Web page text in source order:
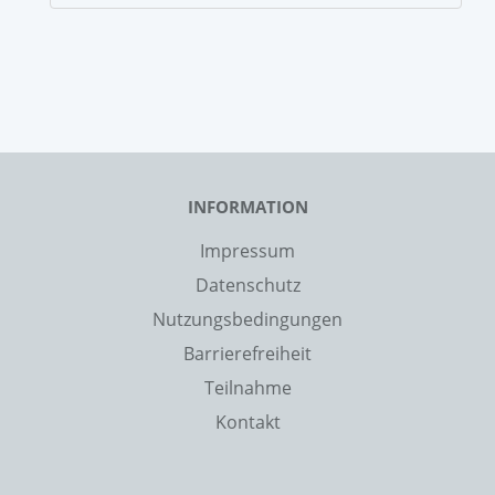
INFORMATION
Impressum
Datenschutz
Nutzungsbedingungen
Barrierefreiheit
Teilnahme
Kontakt